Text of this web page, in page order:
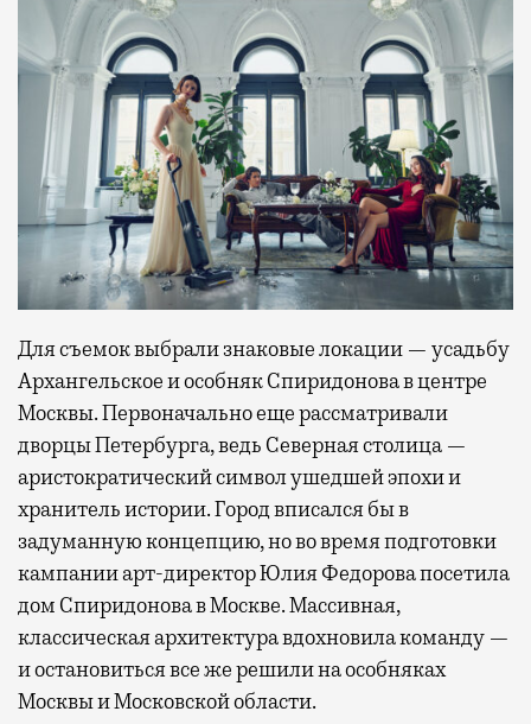
Для съемок выбрали знаковые локации — усадьбу
Архангельское и особняк Спиридонова в центре
Москвы. Первоначально еще рассматривали
дворцы Петербурга, ведь Северная столица —
аристократический символ ушедшей эпохи и
хранитель истории. Город вписался бы в
задуманную концепцию, но во время подготовки
кампании арт-директор Юлия Федорова посетила
дом Спиридонова в Москве. Массивная,
классическая архитектура вдохновила команду —
и остановиться все же решили на особняках
Москвы и Московской области.